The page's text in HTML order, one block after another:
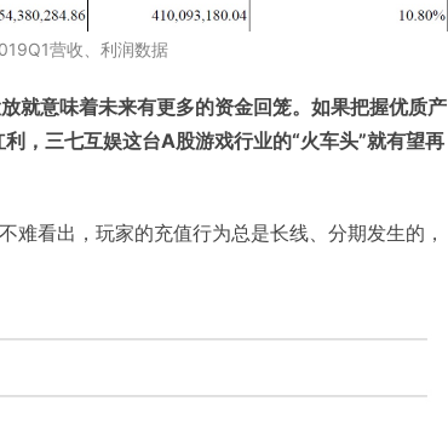
营收、利润数据
就意味着未来有更多的资金回笼。如果把握优质产
，三七互娱这台A股游戏行业的“火车头”就有望再
难看出，玩家的充值行为总是长线、分期发生的，